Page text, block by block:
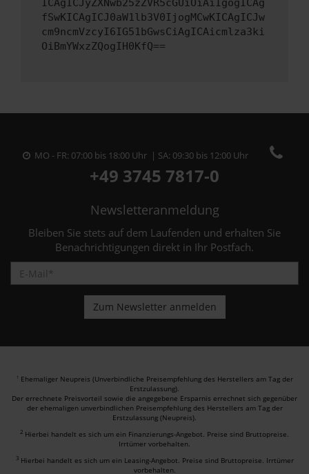
ICAgICJyZXNwb25zZVR5cGUiOiAiIgogICAg
fSwKICAgICJ0aW1lb3V0IjogMCwKICAgICJw
cm9ncmVzcyI6IG51bGwsCiAgICAicmlza3ki
OiBmYWxzZQogIH0KfQ==
MO - FR: 07:00 bis 18:00 Uhr | SA: 09:30 bis 12:00 Uhr
+49 3745 7817-0
Newsletteranmeldung
Bleiben Sie stets auf dem Laufenden und erhalten Sie
Benachrichtigungen direkt in Ihr Postfach.
1 Ehemaliger Neupreis (Unverbindliche Preisempfehlung des Herstellers am Tag der
Erstzulassung).
Der errechnete Preisvorteil sowie die angegebene Ersparnis errechnet sich gegenüber
der ehemaligen unverbindlichen Preisempfehlung des Herstellers am Tag der
Erstzulassung (Neupreis).
2 Hierbei handelt es sich um ein Finanzierungs-Angebot. Preise sind Bruttopreise.
Irrtümer vorbehalten.
3 Hierbei handelt es sich um ein Leasing-Angebot. Preise sind Bruttopreise. Irrtümer
vorbehalten.